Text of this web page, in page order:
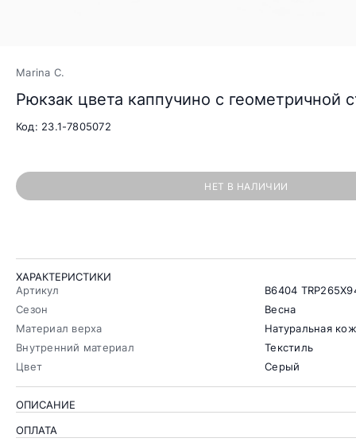
Marina C.
Рюкзак цвета каппучино с геометричной
Код: 23.1-7805072
НЕТ В НАЛИЧИИ
ХАРАКТЕРИСТИКИ
Артикул
B6404
Сезон
Весна
Материал верха
Натуральная
Внутренний материал
Текстиль
Цвет
Серый
ОПИСАНИЕ
ОПЛАТА